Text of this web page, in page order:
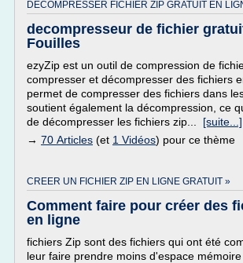
DECOMPRESSER FICHIER ZIP GRATUIT EN
decompresseur de fichier
Fouilles
ezyZip est un outil de compression de
compresser et décompresser des fichiers
permet de compresser des fichiers dans
soutient également la décompression, ce
de décompresser les fichiers zip... [suite...]
→ 70 Articles (et 1 Vidéos) pour ce thème
CREER UN FICHIER ZIP EN LIGNE GRATUIT »
Comment faire pour créer des
en ligne
fichiers Zip sont des fichiers qui ont été
leur faire prendre moins d'espace